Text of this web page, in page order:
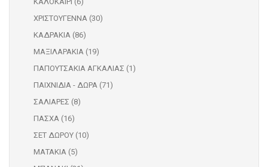
ΧΡΙΣΤΟΥΓΕΝΝΑ (30)
ΚΑΔΡΑΚΙΑ (86)
ΜΑΞΙΛΑΡΑΚΙΑ (19)
ΠΑΠΟΥΤΣΑΚΙΑ ΑΓΚΑΛΙΑΣ (1)
ΠΑΙΧΝΙΔΙΑ - ΔΩΡΑ (71)
ΣΑΛΙΑΡΕΣ (8)
ΠΑΣΧΑ (16)
ΣΕΤ ΔΩΡΟΥ (10)
ΜΑΤΑΚΙΑ (5)